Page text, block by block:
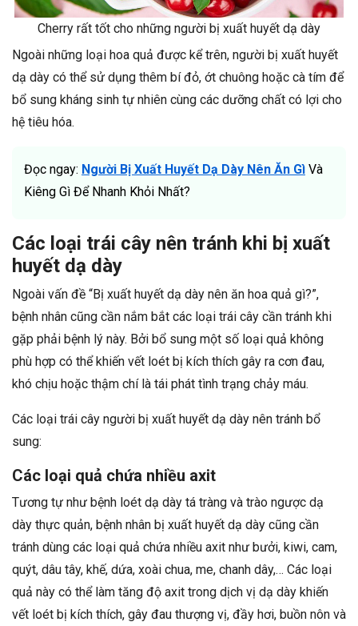
Cherry rất tốt cho những người bị xuất huyết dạ dày
Ngoài những loại hoa quả được kể trên, người bị xuất huyết
dạ dày có thể sử dụng thêm bí đỏ, ớt chuông hoặc cà tím để
bổ sung kháng sinh tự nhiên cùng các dưỡng chất có lợi cho
hệ tiêu hóa.
Đọc ngay: Người Bị Xuất Huyết Dạ Dày Nên Ăn Gì Và
Kiêng Gì Để Nhanh Khỏi Nhất?
Các loại trái cây nên tránh khi bị xuất
huyết dạ dày
Ngoài vấn đề “Bị xuất huyết dạ dày nên ăn hoa quả gì?”,
bệnh nhân cũng cần nắm bắt các loại trái cây cần tránh khi
gặp phải bệnh lý này. Bởi bổ sung một số loại quả không
phù hợp có thể khiến vết loét bị kích thích gây ra cơn đau,
khó chịu hoặc thậm chí là tái phát tình trạng chảy máu.
Các loại trái cây người bị xuất huyết dạ dày nên tránh bổ
sung:
Các loại quả chứa nhiều axit
Tương tự như bệnh loét dạ dày tá tràng và trào ngược dạ
dày thực quản, bệnh nhân bị xuất huyết dạ dày cũng cần
tránh dùng các loại quả chứa nhiều axit như bưởi, kiwi, cam,
quýt, dâu tây, khế, dứa, xoài chua, me, chanh dây,… Các loại
quả này có thể làm tăng độ axit trong dịch vị dạ dày khiến
vết loét bị kích thích, gây đau thượng vị, đầy hơi, buồn nôn và